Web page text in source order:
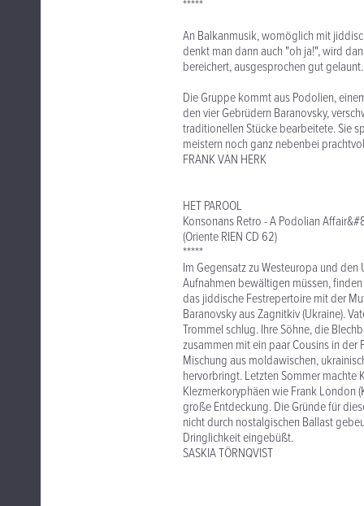
*****
An Balkanmusik, womöglich mit
denkt man dann auch "oh ja!", wird
bereichert, ausgesprochen gut gelaunt.
Die Gruppe kommt aus Podolien,
den vier Gebrüdern Baranovsky,
traditionellen Stücke bearbeitete. Sie
meistern noch ganz nebenbei
FRANK VAN HERK
HET PAROOL
Konsonans Retro - A Podolian
(Oriente RIEN CD 62)
*****
Im Gegensatz zu Westeuropa und
Aufnahmen bewältigen müssen,
das jiddische Festrepertoire mit der
Baranovsky aus Zagnitkiv (Ukraine).
Trommel schlug. Ihre Söhne, die
zusammen mit ein paar Cousins in
Mischung aus moldawischen,
hervorbringt. Letzten Sommer machte
Klezmerkoryphäen wie Frank London
große Entdeckung. Die Gründe für
nicht durch nostalgischen Ballast
Dringlichkeit eingebüßt.
SASKIA TÖRNQVIST